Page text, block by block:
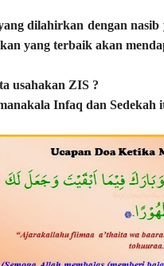
dilahirkan dengan
yang terbaik akan
usahakan ZIS ?
Infaq dan Sedekah